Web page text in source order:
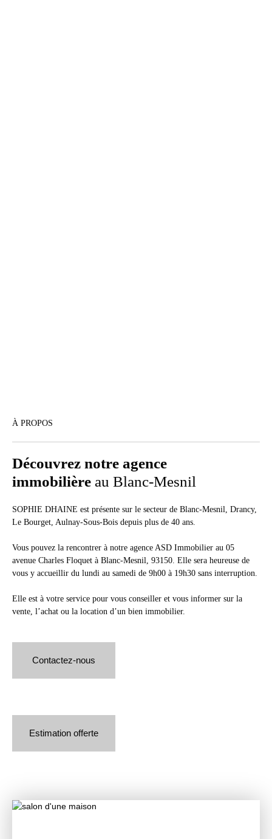
À PROPOS
Découvrez notre agence
immobilière au Blanc-Mesnil
SOPHIE DHAINE est présente sur le secteur de Blanc-Mesnil, Drancy,
Le Bourget, Aulnay-Sous-Bois depuis plus de 40 ans.
Vous pouvez la rencontrer à notre agence ASD Immobilier au 05
avenue Charles Floquet à Blanc-Mesnil, 93150. Elle sera heureuse de
vous y accueillir du lundi au samedi de 9h00 à 19h30 sans interruption.
Elle est à votre service pour vous conseiller et vous informer sur la
vente, l’achat ou la location d’un bien immobilier.
Contactez-nous
Estimation offerte